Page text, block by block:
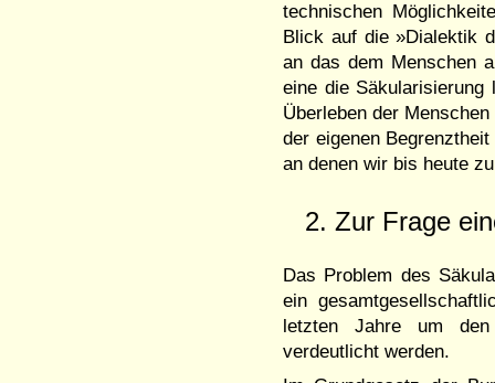
technischen
Blick auf die »Dialektik
an das dem Menschen
eine die Säkularisierung
Überleben der
der eigenen
an denen wir bis heute
2. Zur Frage
Das Problem des
ein
letzten Jahre um den
verdeutlicht werden.